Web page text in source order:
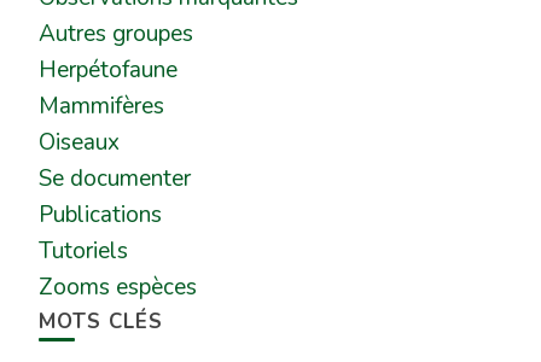
Autres groupes
Herpétofaune
Mammifères
Oiseaux
Se documenter
Publications
Tutoriels
Zooms espèces
MOTS CLÉS